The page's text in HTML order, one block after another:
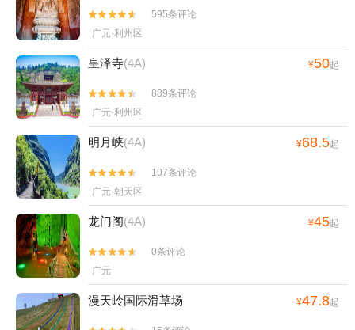


595条评论
广元·利州区
皇泽寺(4A) ¥50起


889条评论
广元·利州区
明月峡(4A) ¥68.5起


107条评论
广元·朝天区
龙门阁(4A) ¥45起


0条评论
广元
漫天岭国际滑草场 ¥47.8起